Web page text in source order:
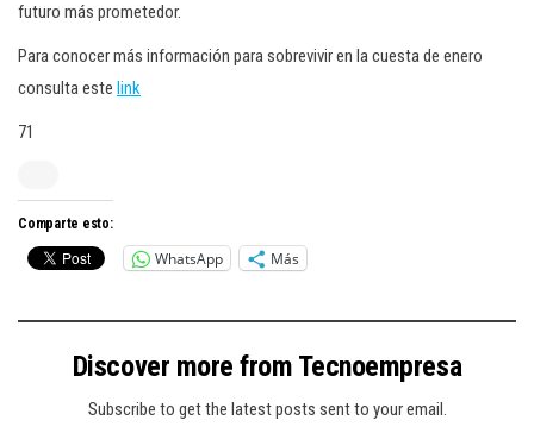
futuro más prometedor.
Para conocer más información para sobrevivir en la cuesta de enero
consulta este link
71
Comparte esto:
WhatsApp Más
Discover more from Tecnoempresa
Subscribe to get the latest posts sent to your email.